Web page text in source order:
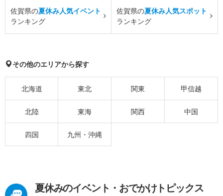
佐賀県の夏休み人気イベント
ランキング
佐賀県の夏休み人気スポット
ランキング
その他のエリアから探す
北海道 東北 関東 甲信越
北陸 東海 関西 中国
四国 九州・沖縄
夏休みのイベント・おでかけトピックス